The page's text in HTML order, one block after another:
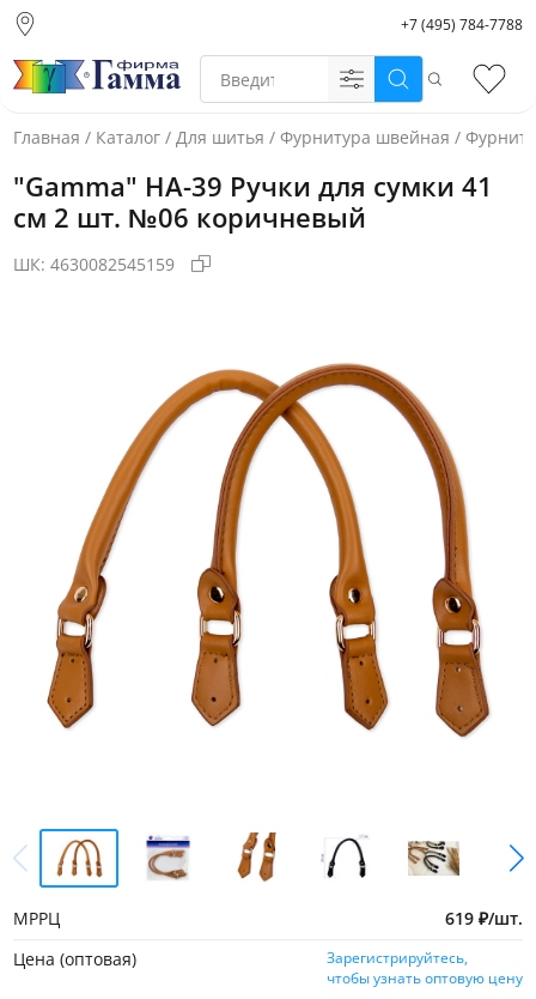
склад)
Санкт-Петербург
Екатеринбург
+7 (495) 784-7788
Поиск
Главная / Каталог / Для шитья / Фурнитура швейная /
"Gamma" HA-39 Ручки для сумки 41
см 2 шт. №06 коричневый
ШК: 4630082545159
МРРЦ 619 ₽/шт.
Цена (оптовая)
Зарегистрируйтесь,
чтобы узнать оптовую цену